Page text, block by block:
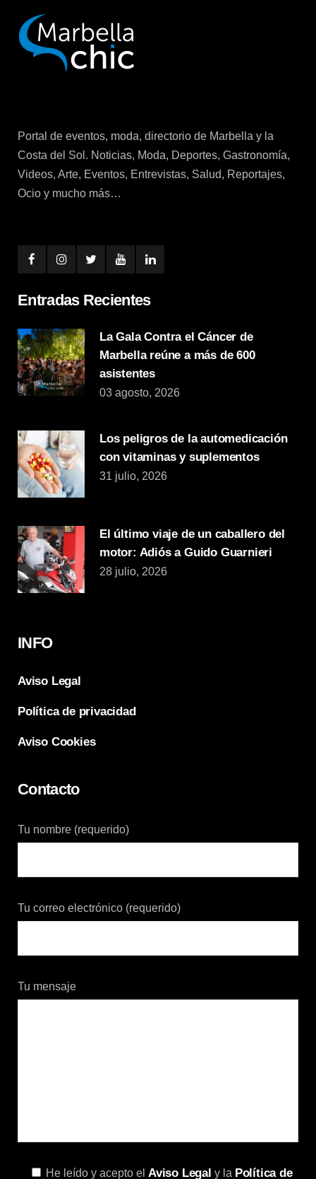
Portal de eventos, moda, directorio de Marbella y la
Costa del Sol. Noticias, Moda, Deportes, Gastronomía,
Videos, Arte, Eventos, Entrevistas, Salud, Reportajes,
Ocio y mucho más…
Entradas Recientes
La Gala Contra el Cáncer de
Marbella reúne a más de 600
asistentes
03 agosto, 2026
Los peligros de la automedicación
con vitaminas y suplementos
31 julio, 2026
El último viaje de un caballero del
motor: Adiós a Guido Guarnieri
28 julio, 2026
INFO
Aviso Legal
Política de privacidad
Aviso Cookies
Contacto
Tu nombre (requerido)
Tu correo electrónico (requerido)
Tu mensaje
He leído y acepto el Aviso Legal y la Política de